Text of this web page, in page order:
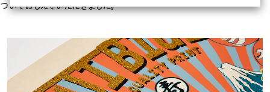
right. If we have detected an opt-out preference signal, then it
ついておしえていただきました。